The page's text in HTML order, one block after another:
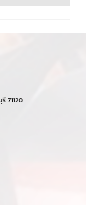
71120